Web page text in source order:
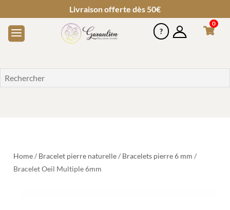
Livraison offerte dès 50€
0
Home/ Bracelet pierre naturelle/ Bracelets pierre 6 mm /
Bracelet Oeil Multiple 6mm